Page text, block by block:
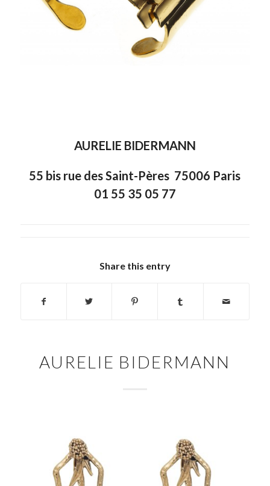
AURELIE BIDERMANN
55 bis rue des Saint-Pères 75006 Paris
01 55 35 05 77
Share this entry
AURELIE BIDERMANN